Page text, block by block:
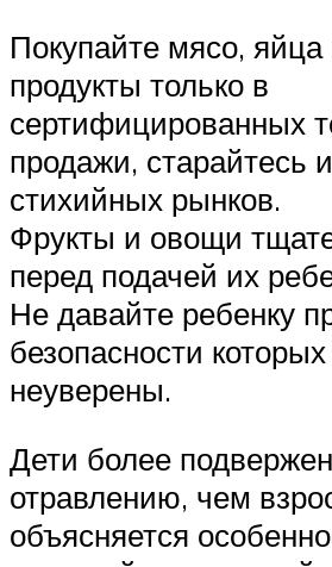
Покупайте мясо,
продукты только в
сертифицированных
продажи, старайтесь
стихийных рынков.
Фрукты и овощи
перед подачей их
Не давайте ребенку
безопасности
неуверены.
Дети более
отравлению, чем
объясняется